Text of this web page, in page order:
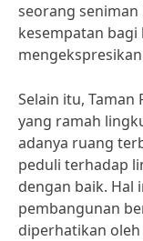
seorang
kesempatan
Selain itu,
yang ramah
adanya ruang
peduli terhadap
dengan baik. Hal
pembangunan
diperhatikan